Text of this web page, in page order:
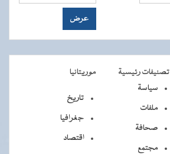
تصنيفات رئيسية
موريتانيا
سياسة
ملفات
صحافة
مجتمع
تاريخ
جغرافيا
اقتصاد